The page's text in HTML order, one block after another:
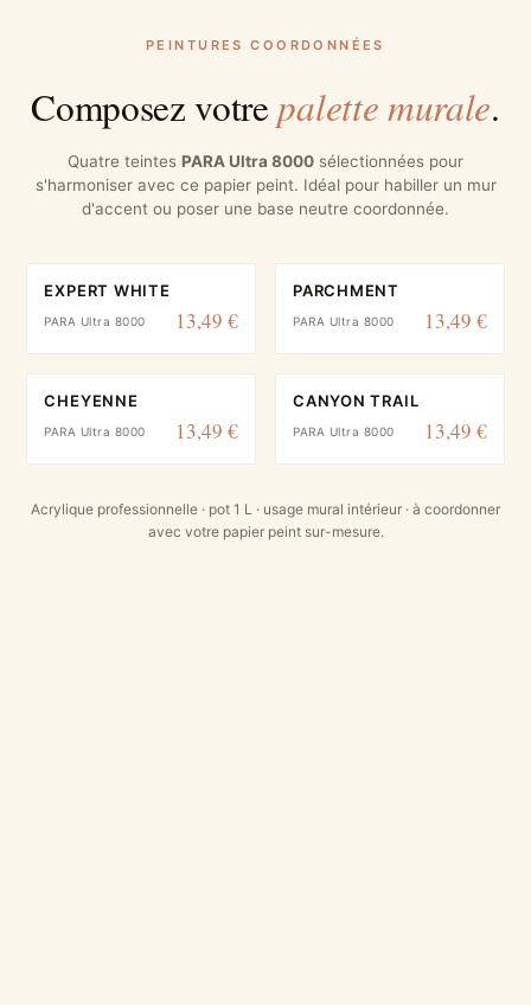
PEINTURES COORDONNÉES
Composez votrepalette murale.
Quatre teintes PARA Ultra 8000 sélectionnées pour
s'harmoniser avec ce papier peint. Idéal pour habiller un mur
d'accent ou poser une base neutre coordonnée.
EXPERT WHITE
PARA Ultra 8000 13,49 €
PARCHMENT
PARA Ultra 8000 13,49 €
CHEYENNE
PARA Ultra 8000 13,49 €
CANYON TRAIL
PARA Ultra 8000 13,49 €
Acrylique professionnelle · pot 1 L · usage mural intérieur · à coordonner
avec votre papier peint sur-mesure.